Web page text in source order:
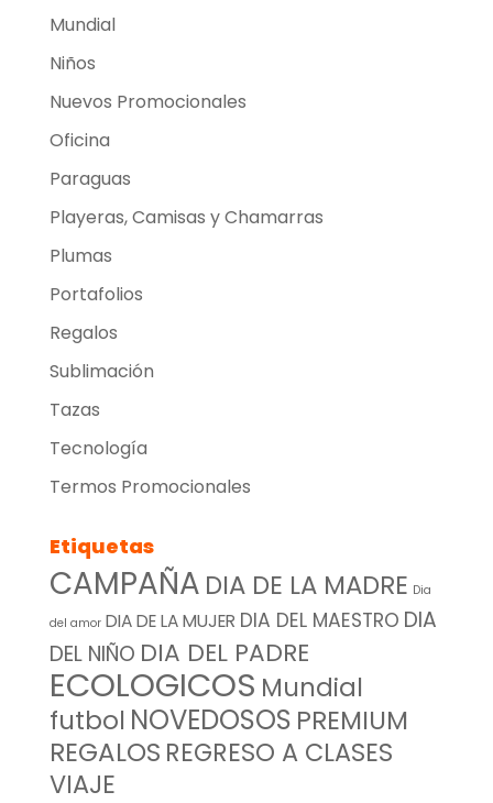
Mundial
Niños
Nuevos Promocionales
Oficina
Paraguas
Playeras, Camisas y Chamarras
Plumas
Portafolios
Regalos
Sublimación
Tazas
Tecnología
Termos Promocionales
Etiquetas
CAMPAÑA DIA DE LA MADRE Dia
del amor DIA DE LA MUJER DIA DEL MAESTRO DIA
DEL NIÑO DIA DEL PADRE
ECOLOGICOS Mundial
futbol NOVEDOSOS PREMIUM
REGALOS REGRESO A CLASES
VIAJE